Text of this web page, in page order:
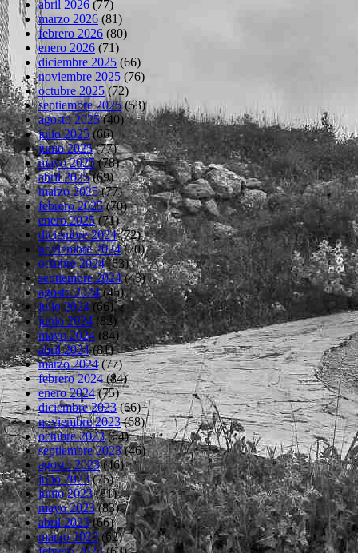
abril 2026 (77)
marzo 2026 (81)
febrero 2026 (80)
enero 2026 (71)
diciembre 2025 (66)
noviembre 2025 (76)
octubre 2025(72)
septiembre 2025(53)
agosto 2025(40)
julio 2025(66)
junio 2025(77)
mayo 2025(78)
abril 2025(69)
marzo 2025(77)
febrero 2025(70)
enero 2025(71)
diciembre 2024(72)
noviembre 2024(70)
octubre 2024(63)
septiembre 2024(43)
agosto 2024(45)
julio 2024(66)
junio 2024 (82)
mayo 2024 (84)
abril 2024(81)
marzo 2024(77)
febrero 2024(84)
enero 2024(75)
diciembre 2023(66)
noviembre 2023(68)
octubre 2023(64)
septiembre 2023(46)
agosto 2023(46)
julio 2023(75)
junio 2023(81)
mayo 2023(83)
abril 2023(66)
marzo 2023(62)